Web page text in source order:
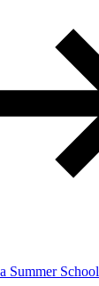
Summer School